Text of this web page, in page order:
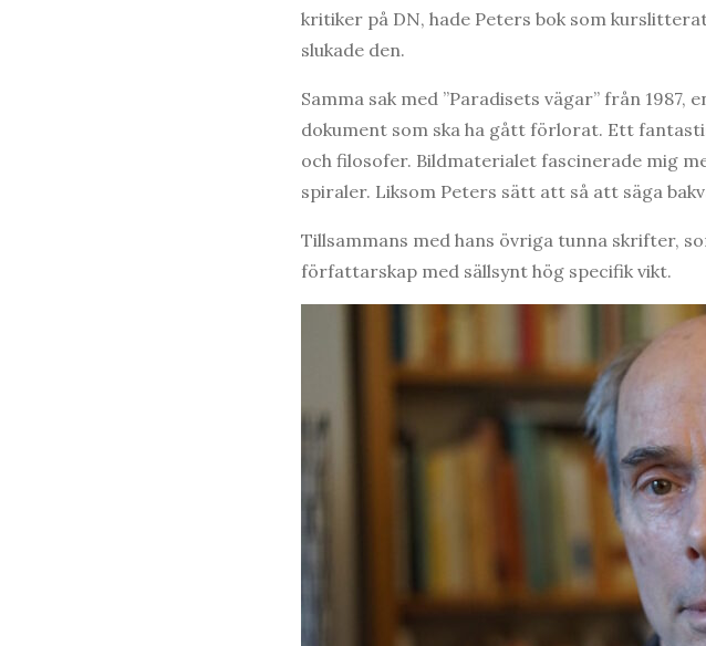
kritiker på DN, hade Peters bok som
slukade den.
Samma sak med ”Paradisets vägar” från
dokument som ska ha gått förlorat. Ett
och filosofer. Bildmaterialet fascinerade mig
spiraler. Liksom Peters sätt att så att säga
Tillsammans med hans övriga tunna skrifter,
författarskap med sällsynt hög specifik vikt.